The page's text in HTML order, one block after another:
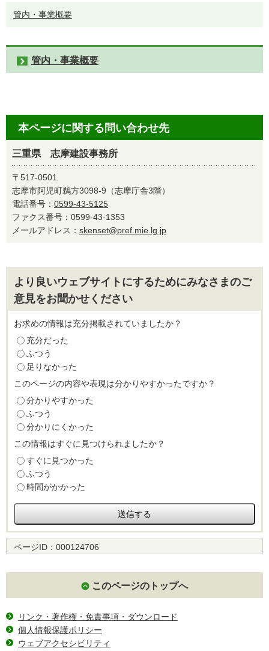
管内・事業概要
管内・事業概要
本ページに関する問い合わせ先
三重県 志摩建設事務所
〒517-0501
志摩市阿児町鵜方3098-9（志摩庁舎3階）
電話番号： 0599-43-5125
ファクス番号：0599-43-1353
メールアドレス： skenset@pref.mie.lg.jp
より良いウェブサイトにするためにみなさまのご
意見をお聞かせください
お求めの情報は充分掲載されていましたか？
充分だった
ふつう
足りなかった
このページの内容や表現は分かりやすかったですか？
分かりやすかった
ふつう
分かりにくかった
この情報はすぐに見つけられましたか？
すぐに見つかった
ふつう
時間がかかった
ページID： 000124706
このページのトップへ
リンク・著作権・免責事項・ダウンロード
個人情報保護ポリシー
ウェブアクセシビリティ